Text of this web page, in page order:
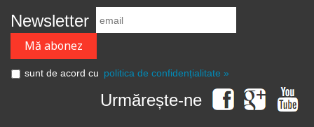
Newsletter
sunt de acord cu politica de confidențialitate »
Urmărește-ne